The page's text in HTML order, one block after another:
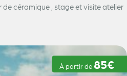
céramique , stage et visite atelier
À partir de 85€